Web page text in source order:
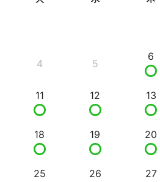
4 5
6
11 12 13
18 19 20
25 26 27